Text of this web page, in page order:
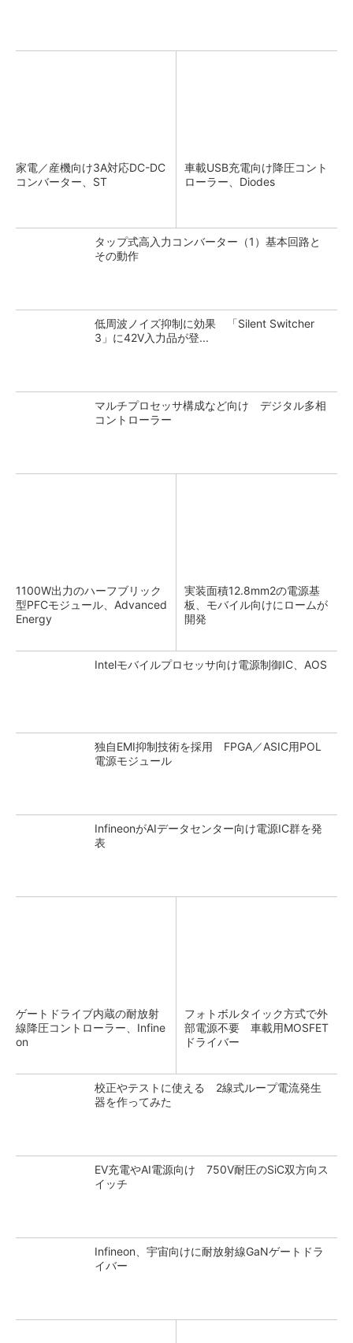
家電／産機向け3A対応DC-DC
コンバーター、ST
車載USB充電向け降圧コント
ローラー、Diodes
タップ式高入力コンバーター（1）基本回路と
その動作
低周波ノイズ抑制に効果 「Silent Switcher
3」に42V入力品が登...
マルチプロセッサ構成など向け デジタル多相
コントローラー
1100W出力のハーフブリック
型PFCモジュール、Advanced
Energy
実装面積12.8mm2の電源基
板、モバイル向けにロームが
開発
Intelモバイルプロセッサ向け電源制御IC、AOS
独自EMI抑制技術を採用 FPGA／ASIC用POL
電源モジュール
InfineonがAIデータセンター向け電源IC群を発
表
ゲートドライブ内蔵の耐放射
線降圧コントローラー、Infine
on
フォトボルタイック方式で外
部電源不要 車載用MOSFET
ドライバー
校正やテストに使える 2線式ループ電流発生
器を作ってみた
EV充電やAI電源向け 750V耐圧のSiC双方向ス
イッチ
Infineon、宇宙向けに耐放射線GaNゲートドラ
イバー